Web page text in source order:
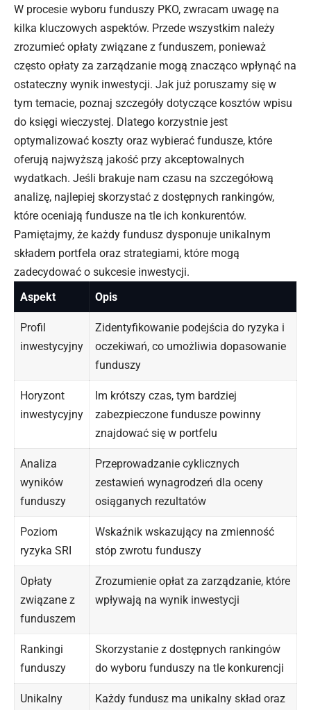
W procesie wyboru funduszy PKO, zwracam uwagę na
kilka kluczowych aspektów. Przede wszystkim należy
zrozumieć opłaty związane z funduszem, ponieważ
często opłaty za zarządzanie mogą znacząco wpłynąć na
ostateczny wynik inwestycji. Jak już poruszamy się w
tym temacie, poznaj szczegóły dotyczące kosztów wpisu
do księgi wieczystej. Dlatego korzystnie jest
optymalizować koszty oraz wybierać fundusze, które
oferują najwyższą jakość przy akceptowalnych
wydatkach. Jeśli brakuje nam czasu na szczegółową
analizę, najlepiej skorzystać z dostępnych rankingów,
które oceniają fundusze na tle ich konkurentów.
Pamiętajmy, że każdy fundusz dysponuje unikalnym
składem portfela oraz strategiami, które mogą
zadecydować o sukcesie inwestycji.
Aspekt
Opis
Profil
inwestycyjny
Zidentyfikowanie podejścia do ryzyka i
oczekiwań, co umożliwia dopasowanie
funduszy
Horyzont
inwestycyjny
Im krótszy czas, tym bardziej
zabezpieczone fundusze powinny
znajdować się w portfelu
Analiza
wyników
funduszy
Przeprowadzanie cyklicznych
zestawień wynagrodzeń dla oceny
osiąganych rezultatów
Poziom
ryzyka SRI
Wskaźnik wskazujący na zmienność
stóp zwrotu funduszy
Opłaty
związane z
funduszem
Zrozumienie opłat za zarządzanie, które
wpływają na wynik inwestycji
Rankingi
funduszy
Skorzystanie z dostępnych rankingów
do wyboru funduszy na tle konkurencji
Unikalny
Każdy fundusz ma unikalny skład oraz